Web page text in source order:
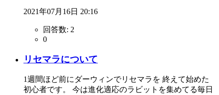
2021年07月16日 20:16
回答数: 2
0
リセマラについて
1週間ほど前にダーウィンでリセマラを 終えて始めた
初心者です。 今は進化適応のラビットを集めてる毎日